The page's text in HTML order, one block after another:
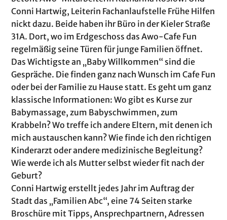
Conni Hartwig, Leiterin Fachanlaufstelle Frühe Hilfen
nickt dazu. Beide haben ihr Büro in der Kieler Straße
31A. Dort, wo im Erdgeschoss das Awo-Cafe Fun
regelmäßig seine Türen für junge Familien öffnet.
Das Wichtigste an „Baby Willkommen“ sind die
Gespräche. Die finden ganz nach Wunsch im Cafe Fun
oder bei der Familie zu Hause statt. Es geht um ganz
klassische Informationen: Wo gibt es Kurse zur
Babymassage, zum Babyschwimmen, zum
Krabbeln? Wo treffe ich andere Eltern, mit denen ich
mich austauschen kann? Wie finde ich den richtigen
Kinderarzt oder andere medizinische Begleitung?
Wie werde ich als Mutter selbst wieder fit nach der
Geburt?
Conni Hartwig erstellt jedes Jahr im Auftrag der
Stadt das „Familien Abc“, eine 74 Seiten starke
Broschüre mit Tipps, Ansprechpartnern, Adressen